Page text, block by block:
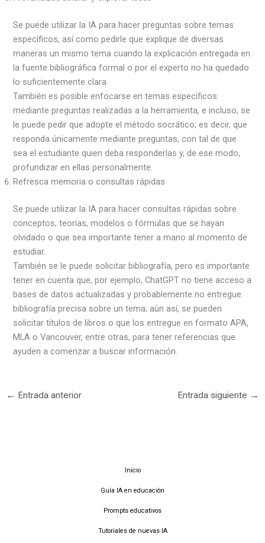
Se puede utilizar la IA para hacer preguntas sobre temas
específicos, así como pedirle que explique de diversas
maneras un mismo tema cuando la explicación entregada en
la fuente bibliográfica formal o por el experto no ha quedado
lo suficientemente clara.
También es posible enfocarse en temas específicos
mediante preguntas realizadas a la herramienta, e incluso, se
le puede pedir que adopte el método socrático; es decir, que
responda únicamente mediante preguntas, con tal de que
sea el estudiante quien deba responderlas y, de ese modo,
profundizar en ellas personalmente.
Refresca memoria o consultas rápidas
Se puede utilizar la IA para hacer consultas rápidas sobre
conceptos, teorías, modelos o fórmulas que se hayan
olvidado o que sea importante tener a mano al momento de
estudiar.
También se le puede solicitar bibliografía, pero es importante
tener en cuenta que, por ejemplo, ChatGPT no tiene acceso a
bases de datos actualizadas y probablemente no entregue
bibliografía precisa sobre un tema; aún así, se pueden
solicitar títulos de libros o que los entregue en formato APA,
MLA o Vancouver, entre otras, para tener referencias que
ayuden a comenzar a buscar información.
← Entrada anterior Entrada siguiente →
Inicio
Guía IA en educación
Prompts educativos
Tutoriales de nuevas IA